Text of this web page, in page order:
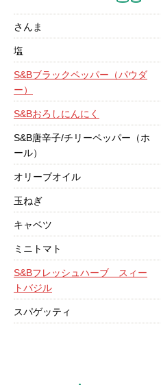
さんま
塩
S&Bブラックペッパー（パウダ
ー）
S&Bおろしにんにく
S&B唐辛子/チリーペッパー（ホ
ール）
オリーブオイル
玉ねぎ
キャベツ
ミニトマト
S&Bフレッシュハーブ スィー
トバジル
スパゲッティ